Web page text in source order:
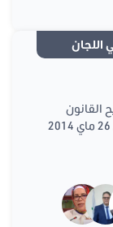
اللجان
القانون
الأساسي عدد 16 لسنة 2014 المؤرخ في 26 ماي 2014